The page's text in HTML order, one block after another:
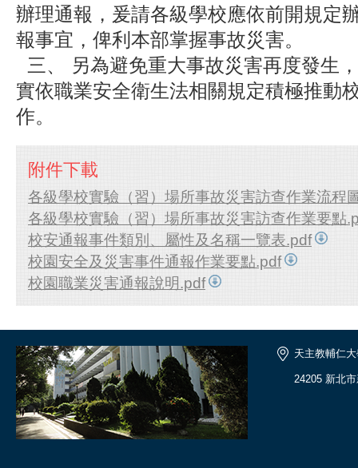
辦理通報，爰請各級學校應依前開規定
報事宜，俾利本部掌握事故災害。
三、 另為避免重大事故災害再度發生
實依職業安全衛生法相關規定積極推動
作。
附件下載
各級學校實驗（習）場所事故災害訪查作業流程
各級學校實驗（習）場所事故災害訪查作業要點
校安通報事件類別、屬性及名稱一覽表.pdf
校園安全及災害事件通報作業要點.pdf
校園職業災害通報說明.pdf
天主教輔仁
24205 新北